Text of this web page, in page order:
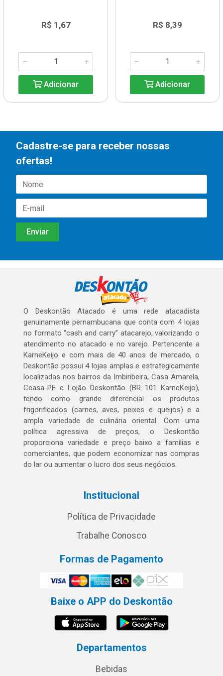
R$ 1,67
Adicionar
R$ 8,39
Adicionar
Cadastre-se para receber nossas
ofertas!
O Deskontão Atacado é uma rede atacadista
genuinamente pernambucana que conta com 4 lojas
no formato “cash and carry” atacarejo, valorizando o
atendimento no atacado e no varejo. Pertencente a
KarneKeijo e com mais de 40 anos de mercado, o
Deskontão possui 4 lojas amplas e estrategicamente
localizadas nos bairros da Imbiribeira, Casa Amarela,
Ceasa-PE e Lojão Deskontão (BR 101 KarneKeijo),
tendo como grande diferencial os produtos
frigorificados (carnes, aves, peixes e queijos) e a
ampla variedade de culinária oriental. Com uma
política agressiva de preços, o Deskontão
proporciona variedade e preço baixo a famílias e
comerciantes, que podem economizar nas compras
do lar ou aumentar o lucro dos seus negócios.
Institucional
Política de Privacidade
Trabalhe Conosco
Formas de Pagamento
Baixe o APP do Deskontão
Departamentos
Bebidas